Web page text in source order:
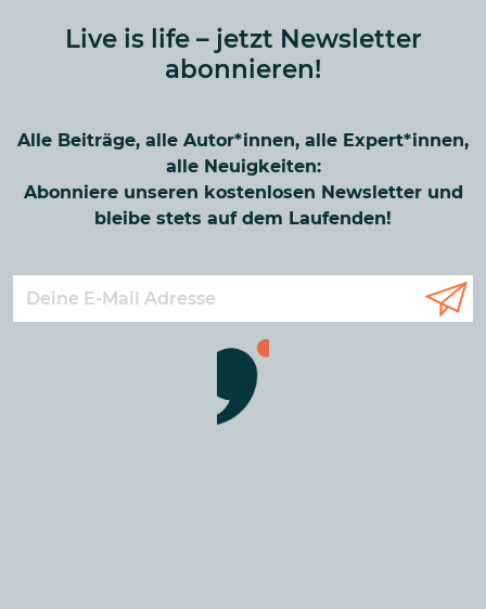
Live is life – jetzt Newsletter
abonnieren!
Alle Beiträge, alle Autor*innen, alle Expert*innen,
alle Neuigkeiten:
Abonniere unseren kostenlosen Newsletter und
bleibe stets auf dem Laufenden!